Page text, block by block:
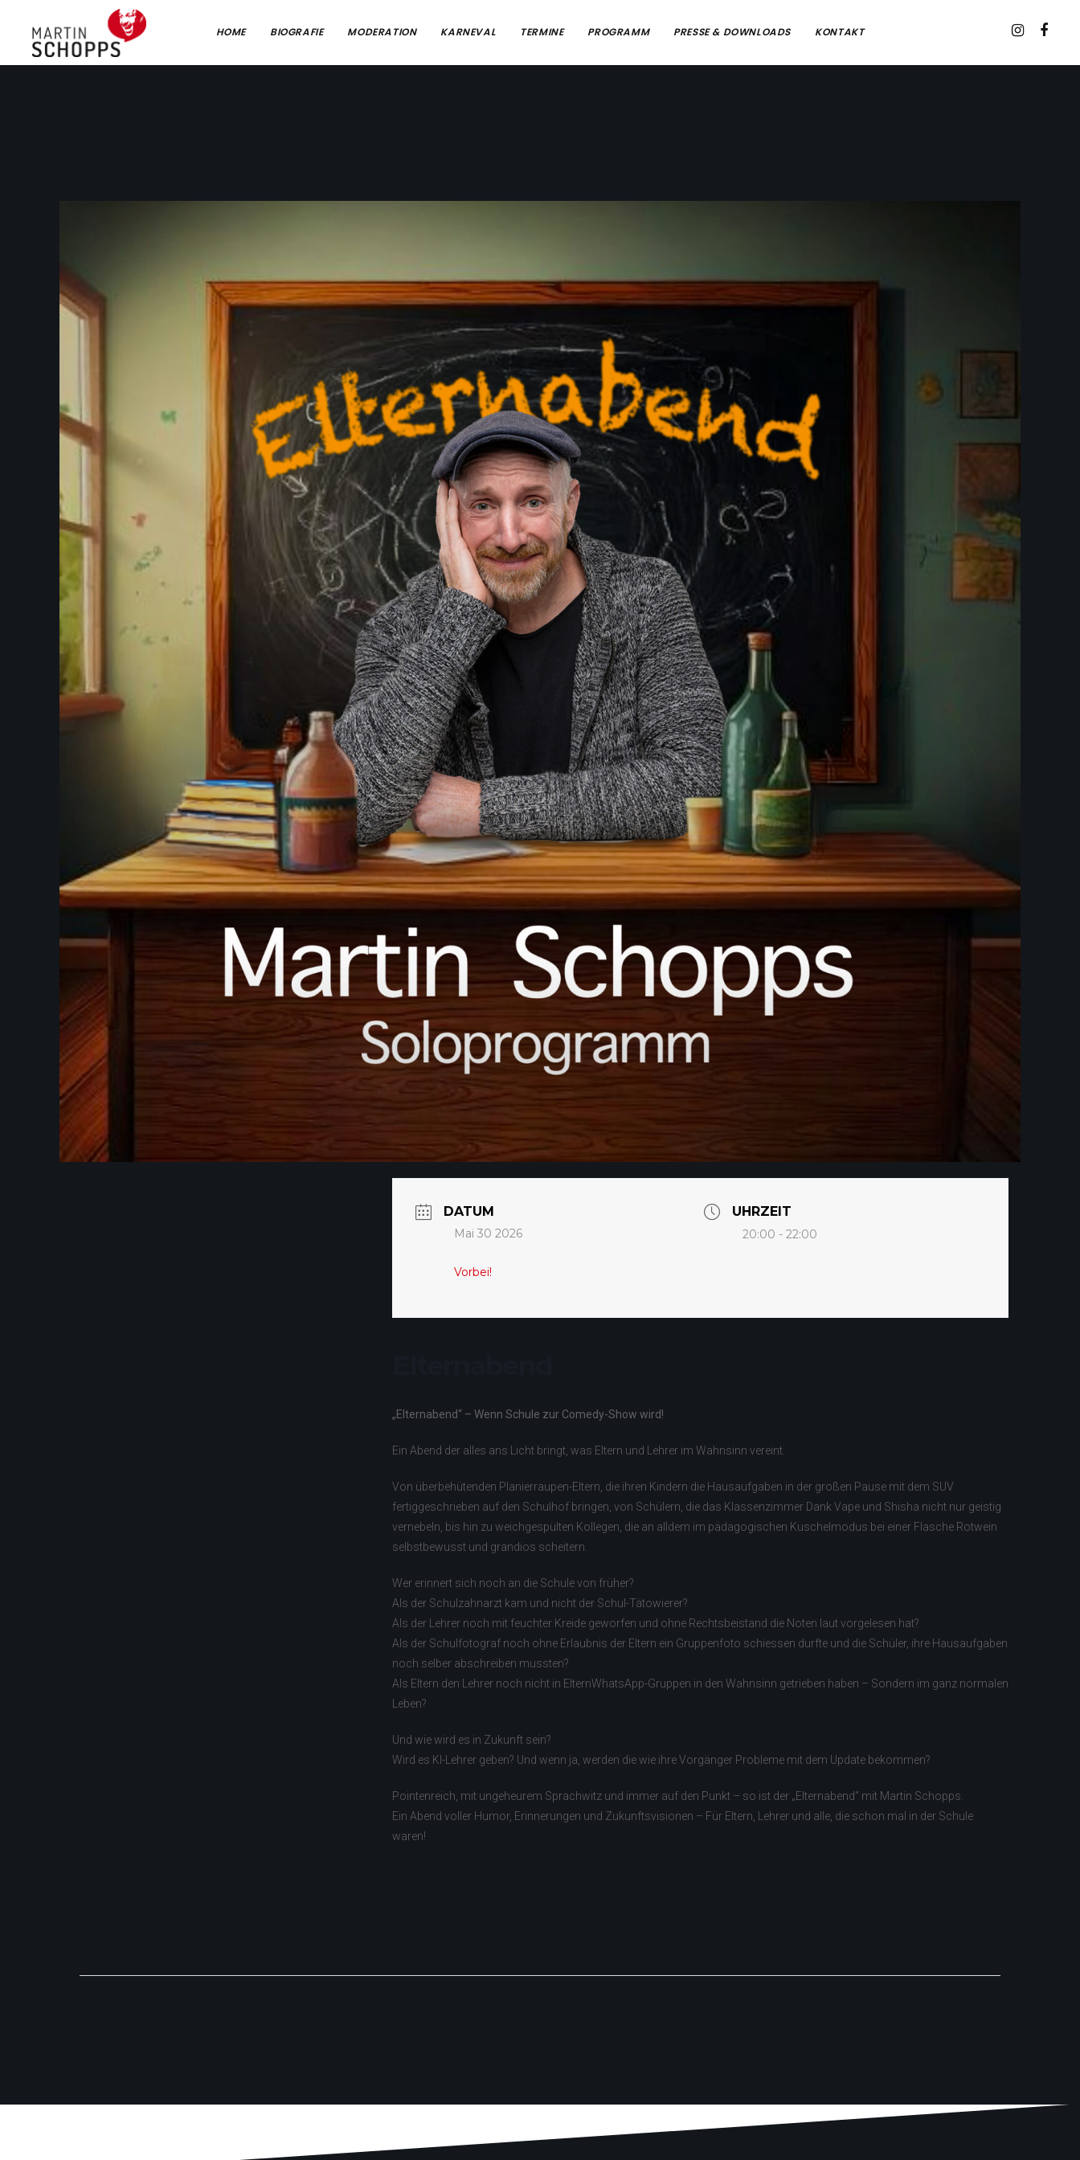
HOME BIOGRAFIE MODERATION KARNEVAL TERMINE PROGRAMM PRESSE & DOWNLOADS KONTAKT
DATUM
Mai 30 2026
Vorbei!
UHRZEIT
20:00 - 22:00
„Elternabend“ – Wenn Schule zur Comedy-Show wird!
Ein Abend der alles ans Licht bringt, was Eltern und Lehrer im Wahnsinn vereint.
Von überbehütenden Planierraupen-Eltern, die ihren Kindern die Hausaufgaben in der großen Pause mit dem SUV
fertiggeschrieben auf den Schulhof bringen, von Schülern, die das Klassenzimmer Dank Vape und Shisha nicht nur geistig
vernebeln, bis hin zu weichgespülten Kollegen, die an alldem im pädagogischen Kuschelmodus bei einer Flasche Rotwein
selbstbewusst und grandios scheitern.
Wer erinnert sich noch an die Schule von früher?
Als der Schulzahnarzt kam und nicht der Schul-Tätowierer?
Als der Lehrer noch mit feuchter Kreide geworfen und ohne Rechtsbeistand die Noten laut vorgelesen hat?
Als der Schulfotograf noch ohne Erlaubnis der Eltern ein Gruppenfoto schiessen durfte und die Schüler, ihre Hausaufgaben
noch selber abschreiben mussten?
Als Eltern den Lehrer noch nicht in ElternWhatsApp-Gruppen in den Wahnsinn getrieben haben – Sondern im ganz normalen
Leben?
Und wie wird es in Zukunft sein?
Wird es KI-Lehrer geben? Und wenn ja, werden die wie ihre Vorgänger Probleme mit dem Update bekommen?
Pointenreich, mit ungeheurem Sprachwitz und immer auf den Punkt – so ist der „Elternabend“ mit Martin Schopps.
Ein Abend voller Humor, Erinnerungen und Zukunftsvisionen – Für Eltern, Lehrer und alle, die schon mal in der Schule
waren!